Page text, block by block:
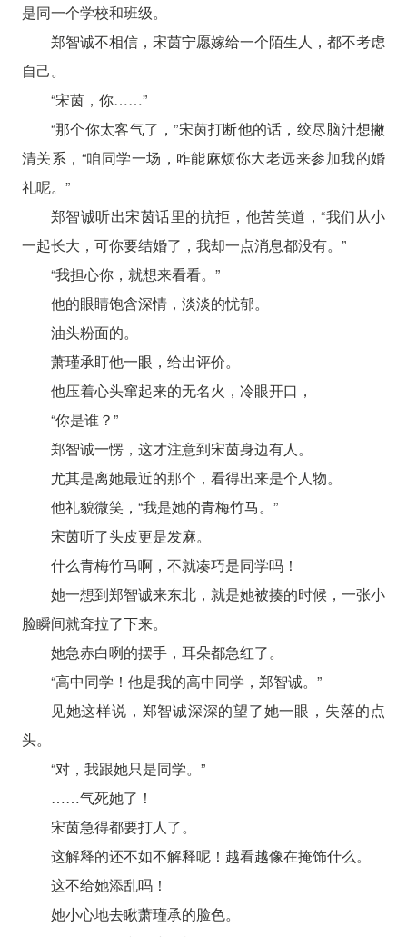
是同一个学校和班级。
郑智诚不相信，宋茵宁愿嫁给一个陌生人，都不考虑
自己。
“宋茵，你……”
“那个你太客气了，”宋茵打断他的话，绞尽脑汁想撇
清关系，“咱同学一场，咋能麻烦你大老远来参加我的婚
礼呢。”
郑智诚听出宋茵话里的抗拒，他苦笑道，“我们从小
一起长大，可你要结婚了，我却一点消息都没有。”
“我担心你，就想来看看。”
他的眼睛饱含深情，淡淡的忧郁。
油头粉面的。
萧瑾承盯他一眼，给出评价。
他压着心头窜起来的无名火，冷眼开口，
“你是谁？”
郑智诚一愣，这才注意到宋茵身边有人。
尤其是离她最近的那个，看得出来是个人物。
他礼貌微笑，“我是她的青梅竹马。”
宋茵听了头皮更是发麻。
什么青梅竹马啊，不就凑巧是同学吗！
她一想到郑智诚来东北，就是她被揍的时候，一张小
脸瞬间就耷拉了下来。
她急赤白咧的摆手，耳朵都急红了。
“高中同学！他是我的高中同学，郑智诚。”
见她这样说，郑智诚深深的望了她一眼，失落的点
头。
“对，我跟她只是同学。”
……气死她了！
宋茵急得都要打人了。
这解释的还不如不解释呢！越看越像在掩饰什么。
这不给她添乱吗！
她小心地去瞅萧瑾承的脸色。